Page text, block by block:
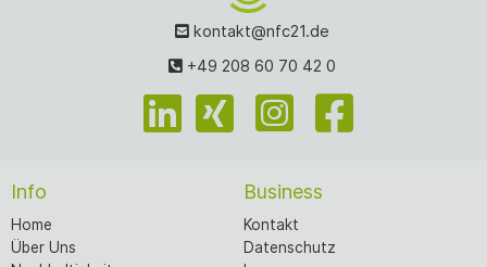
kontakt@nfc21.de
+49 208 60 70 42 0
Info
Home
Über Uns
Business
Kontakt
Datenschutz